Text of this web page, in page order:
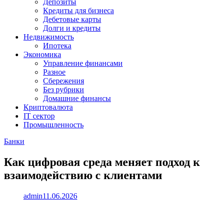
Депозиты
Кредиты для бизнеса
Дебетовые карты
Долги и кредиты
Недвижимость
Ипотека
Экономика
Управление финансами
Разное
Сбережения
Без рубрики
Домашние финансы
Криптовалюта
IT сектор
Промышленность
Банки
Как цифровая среда меняет подход к
взаимодействию с клиентами
admin11.06.2026